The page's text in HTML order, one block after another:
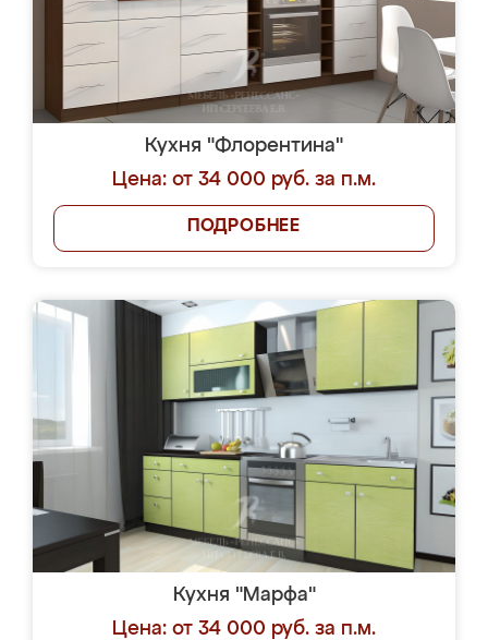
Кухня "Флорентина"
Цена: от 34 000 руб. за п.м.
ПОДРОБНЕЕ
Кухня "Марфа"
Цена: от 34 000 руб. за п.м.